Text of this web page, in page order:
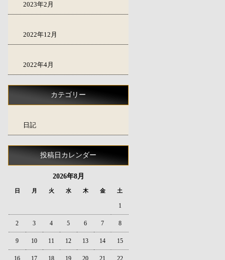
2023年2月
2022年12月
2022年4月
カテゴリー
日記
投稿日カレンダー
2026年8月
日 月 火 水 木 金 土
1
2 3 4 5 6 7 8
9 10 11 12 13 14 15
16 17 18 19 20 21 22